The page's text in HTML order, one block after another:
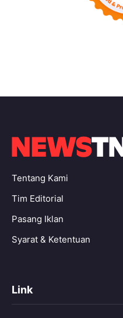
Tentang Kami
Tim Editorial
Pasang Iklan
Syarat & Ketentuan
Link